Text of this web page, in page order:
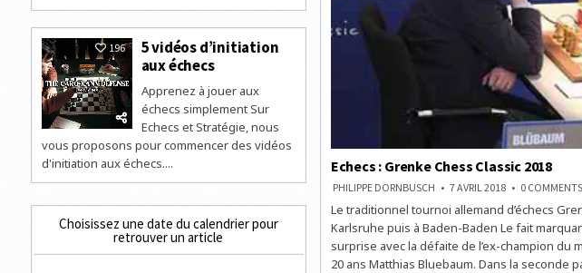
Echecs : Grenke Chess Classic 2018
PHILIPPE DORNBUSCH 7 AVRIL 2018 0 COMMENTS
Le traditionnel tournoi allemand d’échecs
Karlsruhe puis à Baden-Baden Le fait
surprise avec la défaite de l’ex-champion du
20 ans Matthias Bluebaum. Dans la seconde
196
5 vidéos d’initiation
aux échecs
Apprenez à jouer aux
échecs simplement Sur
Echecs et Stratégie, nous
vous proposons pour commencer des vidéos
d'initiation aux échecs....
Choisissez une date du calendrier pour
retrouver un article